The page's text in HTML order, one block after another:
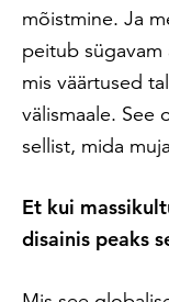
mõistmine. Ja
peitub sügavam
mis väärtused
välismaale. See
sellist, mida
Et kui
disainis peaks